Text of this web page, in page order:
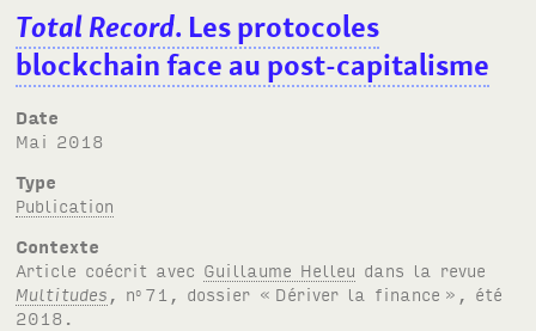
Total Record. Les protocoles
blockchain face au post-capitalisme
Date
mai 2018
Type
Publication
Contexte
Article coécrit avec Guillaume Helleu dans la revue
Multitudes , no 71, dossier « Dériver la finance », été
2018.